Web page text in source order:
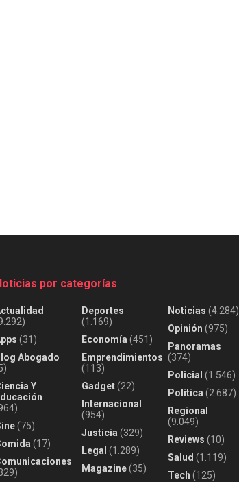
por categorías
(31)
Abogado
Y
(75)
(17)
Deportes
(1.169)
Economía (451)
Emprendimientos
(113)
Gadget(22)
Internacional
(954)
Justicia (329)
Legal (1.289)
Magazine(35)
Noticias (4.284)
Opinión (975)
Panoramas
(374)
Policial (1.546)
Política (2.687)
Regional
(9.049)
Reviews (10)
Salud (1.119)
Tech (125)